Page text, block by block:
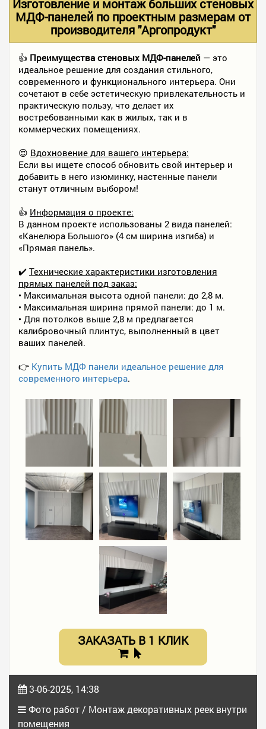
АКЦИИ
ФОТО РАБОТ
КОНТАКТЫ
ПОЛЕЗНОЕ
Изготовление и монтаж больших стеновых
МДФ-панелей по проектным размерам от
производителя "Аргопродукт"
👍 Преимущества стеновых МДФ-панелей — это
идеальное решение для создания стильного,
современного и функционального интерьера. Они
сочетают в себе эстетическую привлекательность и
практическую пользу, что делает их
востребованными как в жилых, так и в
коммерческих помещениях.
😍 Вдохновение для вашего интерьера:
Если вы ищете способ обновить свой интерьер и
добавить в него изюминку, настенные панели
станут отличным выбором!
👍 Информация о проекте:
В данном проекте использованы 2 вида панелей:
«Канелюра Большого» (4 см ширина изгиба) и
«Прямая панель».
✔️ Технические характеристики изготовления
прямых панелей под заказ:
• Максимальная высота одной панели: до 2,8 м.
• Максимальная ширина прямой панели: до 1 м.
• Для потолков выше 2,8 м предлагается
калибровочный плинтус, выполненный в цвет
ваших панелей.
👉 Купить МДФ панели идеальное решение для
современного интерьера.
ЗАКАЗАТЬ В 1 КЛИК
3-06-2025, 14:38
Фото работ / Монтаж декоративных реек внутри
помещения